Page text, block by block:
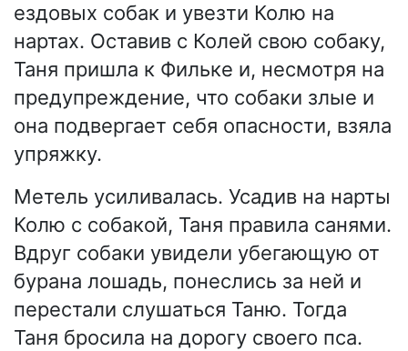
ездовых собак и увезти Колю на
нартах. Оставив с Колей свою собаку,
Таня пришла к Фильке и, несмотря на
предупреждение, что собаки злые и
она подвергает себя опасности, взяла
упряжку.
Метель усиливалась. Усадив на нарты
Колю с собакой, Таня правила санями.
Вдруг собаки увидели убегающую от
бурана лошадь, понеслись за ней и
перестали слушаться Таню. Тогда
Таня бросила на дорогу своего пса.